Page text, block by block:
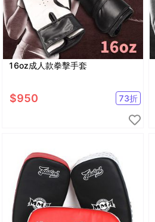
16oz成人款拳擊手套
$950 73折